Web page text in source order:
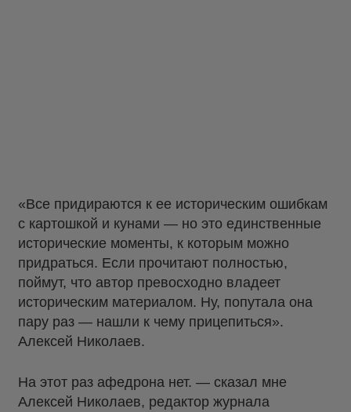
«Все придираются к ее историческим ошибкам
с картошкой и кунами — но это единственные
исторические моменты, к которым можно
придраться. Если прочитают полностью,
поймут, что автор превосходно владеет
историческим материалом. Ну, попутала она
пару раз — нашли к чему прицепиться».
Алексей Николаев.
На этот раз афедрона нет. — сказал мне
Алексей Николаев, редактор журнала